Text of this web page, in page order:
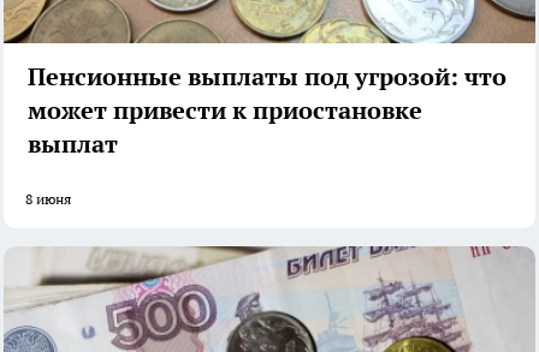
Пенсионные выплаты под угрозой: что
может привести к приостановке
выплат
8 июня